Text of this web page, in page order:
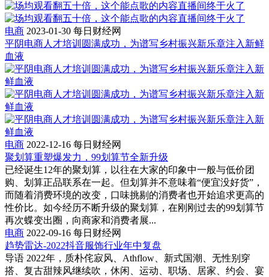
电商 2023-01-30 每日财经网
平阴电商人才培训圆满成功，为谱写乡村振兴新乐章注入新鲜
血液
电商 2022-12-16 每日财经网
聚划算重塑爆发力，99划算节全新升级
已经诞生12年的聚划算，以往在大家的印象中一般与低价团
购、划算正品联系在一起。但划算并不意味着“便宜没好货”，
而随着消费环境的改变，口味挑剔的消费者也开始追求更高的
性价比。如今经历不断升级的聚划算，在刚刚过去的99划算节
再次蝶变出圈，向商家和消费者展...
电商 2022-09-16 每日财经网
趋势雷达-2022抖音服饰行业年中复盘
导语 2022年，质朴侘寂风、Athflow、新式国潮、无性别穿
搭、复古甜辣风继续吹，休闲、运动、职场、居家、约会、宴